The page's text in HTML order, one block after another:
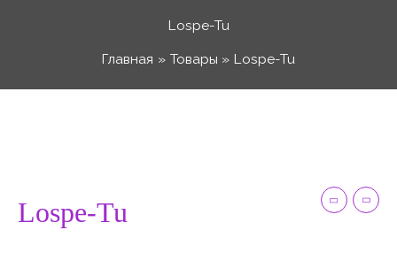
Lospe-Tu
Главная
Товары Lospe-Tu
Lospe-Tu